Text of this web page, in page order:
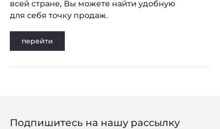
перейти
всей стране, Вы можете найти удобную
для себя точку продаж.
Подпишитесь на нашу рассылку